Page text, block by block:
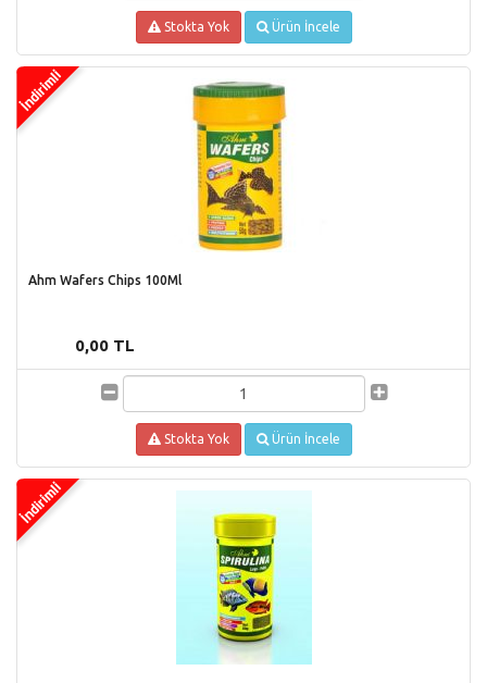
Stokta Yok Ürün İncele
Ahm Wafers Chips 100Ml
0,00 TL
Stokta Yok Ürün İncele